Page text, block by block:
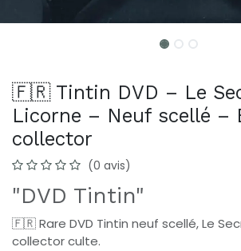
🇫🇷 Tintin DVD – Le
Licorne – Neuf scellé –
collector
(0 avis)
"DVD Tintin"
🇫🇷 Rare DVD Tintin neuf scellé, Le
collector culte.